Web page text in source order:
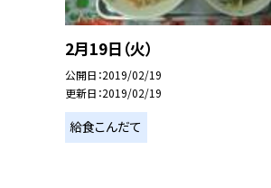
2月19日（火）
公開日 2019/02/19
更新日 2019/02/19
給食こんだて